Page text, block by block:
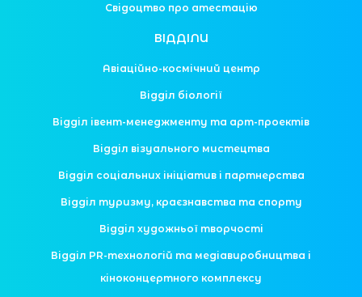
Свідоцтво про атестацію
ВІДДІЛИ
Авіаційно-космічний центр
Відділ біології
Відділ івент-менеджменту та арт-проектів
Відділ візуального мистецтва
Відділ соціальних ініціатив і партнерства
Відділ туризму, краєзнавства та спорту
Відділ художньої творчості
Відділ PR-технологій та медіавиробництва і
кіноконцертного комплексу